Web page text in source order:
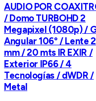
AUDIO POR
/ Domo TURBOHD 2
Megapixel (1080p) /
Angular 106° / Lente
mm / 20 mts IR EXIR /
Exterior IP66 / 4
Tecnologías / dWDR /
Metal